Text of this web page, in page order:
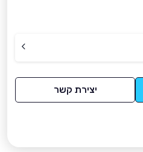
יצירת קשר